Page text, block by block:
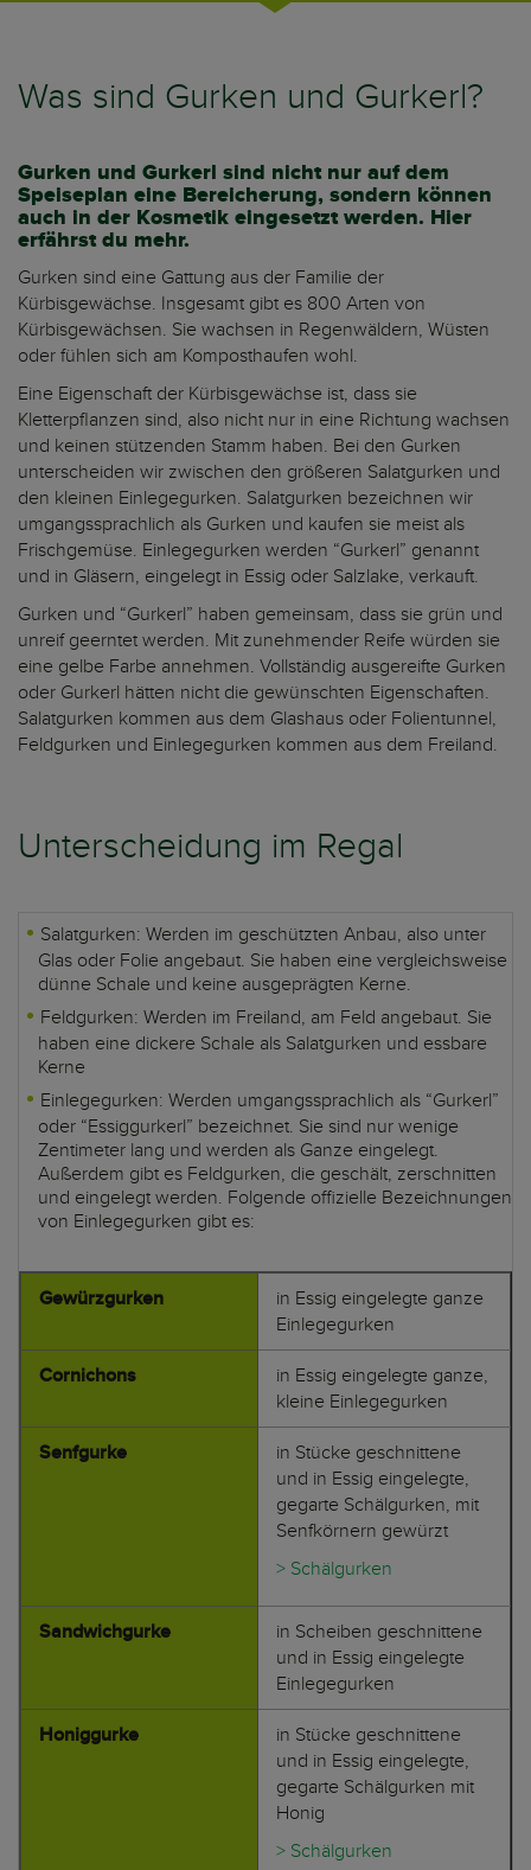
Was sind Gurken und Gurkerl?
Gurken und Gurkerl sind nicht nur auf dem
Speiseplan eine Bereicherung, sondern können
auch in der Kosmetik eingesetzt werden. Hier
erfährst du mehr.
Gurken sind eine Gattung aus der Familie der
Kürbisgewächse. Insgesamt gibt es 800 Arten von
Kürbisgewächsen. Sie wachsen in Regenwäldern, Wüsten
oder fühlen sich am Komposthaufen wohl.
Eine Eigenschaft der Kürbisgewächse ist, dass sie
Kletterpflanzen sind, also nicht nur in eine Richtung wachsen
und keinen stützenden Stamm haben. Bei den Gurken
unterscheiden wir zwischen den größeren Salatgurken und
den kleinen Einlegegurken. Salatgurken bezeichnen wir
umgangssprachlich als Gurken und kaufen sie meist als
Frischgemüse. Einlegegurken werden “Gurkerl” genannt
und in Gläsern, eingelegt in Essig oder Salzlake, verkauft.
Gurken und “Gurkerl” haben gemeinsam, dass sie grün und
unreif geerntet werden. Mit zunehmender Reife würden sie
eine gelbe Farbe annehmen. Vollständig ausgereifte Gurken
oder Gurkerl hätten nicht die gewünschten Eigenschaften.
Salatgurken kommen aus dem Glashaus oder Folientunnel,
Feldgurken und Einlegegurken kommen aus dem Freiland.
Unterscheidung im Regal
Salatgurken: Werden im geschützten Anbau, also unter
Glas oder Folie angebaut. Sie haben eine vergleichsweise
dünne Schale und keine ausgeprägten Kerne.
Feldgurken: Werden im Freiland, am Feld angebaut. Sie
haben eine dickere Schale als Salatgurken und essbare
Kerne
Einlegegurken: Werden umgangssprachlich als “Gurkerl”
oder “Essiggurkerl” bezeichnet. Sie sind nur wenige
Zentimeter lang und werden als Ganze eingelegt.
Außerdem gibt es Feldgurken, die geschält, zerschnitten
und eingelegt werden. Folgende offizielle Bezeichnungen
von Einlegegurken gibt es:
Gewürzgurken
in Essig eingelegte ganze
Einlegegurken
Cornichons
in Essig eingelegte ganze,
kleine Einlegegurken
Senfgurke
in Stücke geschnittene
und in Essig eingelegte,
gegarte Schälgurken, mit
Senfkörnern gewürzt
> Schälgurken
Sandwichgurke
in Scheiben geschnittene
und in Essig eingelegte
Einlegegurken
Honiggurke
in Stücke geschnittene
und in Essig eingelegte,
gegarte Schälgurken mit
Honig
> Schälgurken